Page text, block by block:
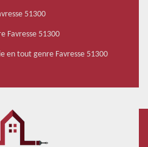
51300
Favresse 51300
en tout genre Favresse 51300